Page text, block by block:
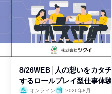
8/26WEB│人の想いをカタ
するロールプレイ型仕事体験
オンライン
2026年8月